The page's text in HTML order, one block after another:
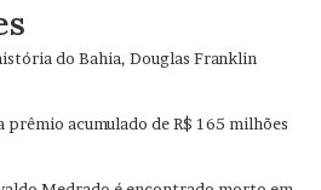
do Bahia, Douglas Franklin
prêmio acumulado de R$ 165 milhões